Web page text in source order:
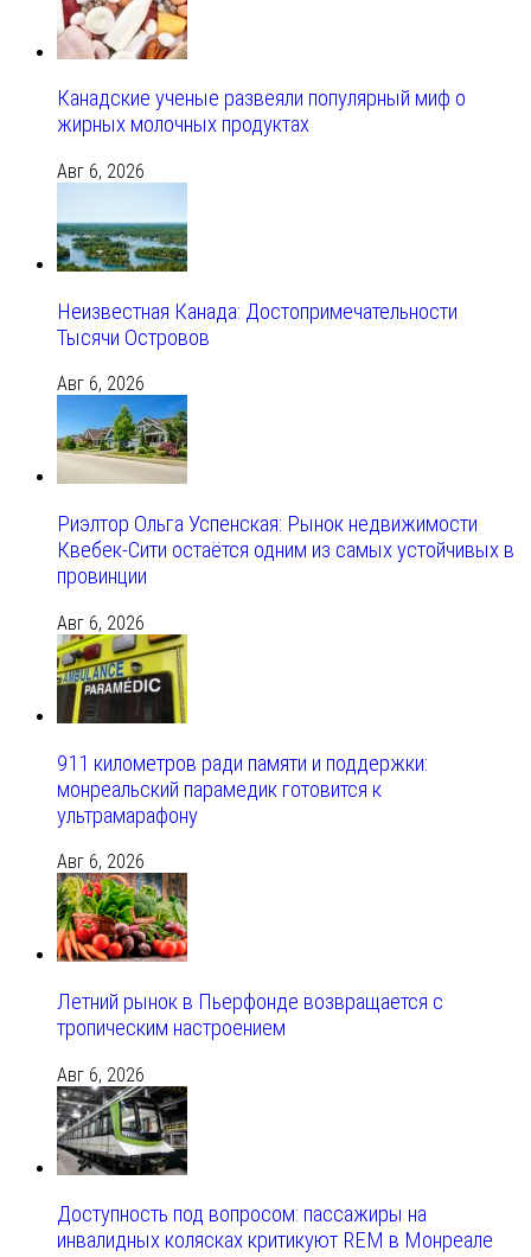
Канадские ученые развеяли популярный миф о
жирных молочных продуктах
Авг 6, 2026
Неизвестная Канада: Достопримечательности
Тысячи Островов
Авг 6, 2026
Риэлтор Ольга Успенская: Рынок недвижимости
Квебек-Сити остаётся одним из самых устойчивых в
провинции
Авг 6, 2026
911 километров ради памяти и поддержки:
монреальский парамедик готовится к
ультрамарафону
Авг 6, 2026
Летний рынок в Пьерфонде возвращается с
тропическим настроением
Авг 6, 2026
Доступность под вопросом: пассажиры на
инвалидных колясках критикуют REM в Монреале